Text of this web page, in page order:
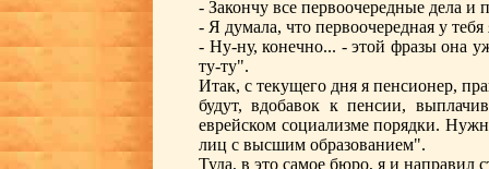
- Закончу все первоочередные дела и
- Я думала, что первоочередная у тебя
- Ну-ну, конечно... - этой фразы она
ту-ту".
Итак, с текущего дня я пенсионер,
будут, вдобавок к пенсии,
еврейском социализме порядки.
лиц с высшим образованием".
Туда, в это самое бюро, я и направил